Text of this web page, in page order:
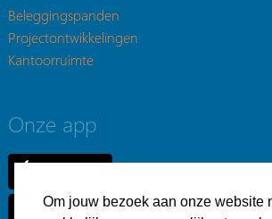
Om jouw bezoek aan onze website
Beleggingspanden
Projectontwikkelingen
Kantoorruimte
Onze app